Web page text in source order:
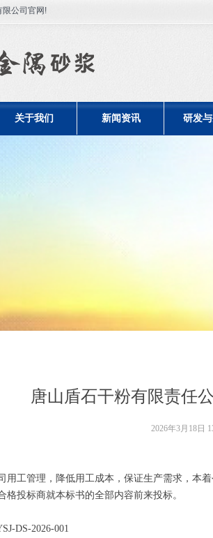
关于我们 新闻资讯 研发
限公司官网!
用工管理，降低用工成本，保证生产需求，本
格投标商就本标书的全部内容前来投标。
DS-2026-001
唐山盾石干粉有限责任
2026年3月18日